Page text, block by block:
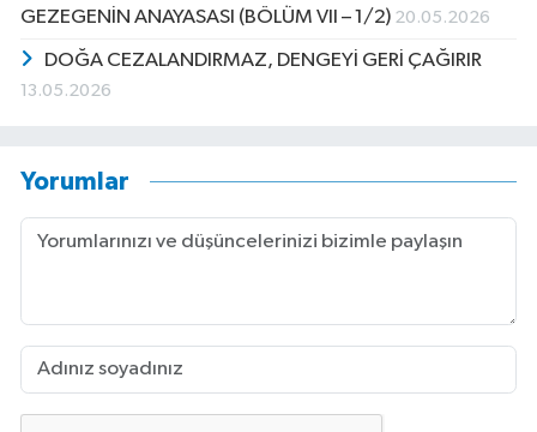
GEZEGENİN ANAYASASI (BÖLÜM VII – 1/2) 20.05.2026
DOĞA CEZALANDIRMAZ, DENGEYİ GERİ ÇAĞIRIR
13.05.2026
Yorumlar